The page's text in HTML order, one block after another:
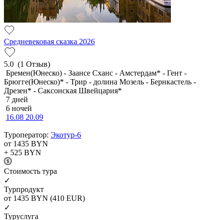
Средневековая сказка 2026
5.0 (1 Отзыв)
Бремен(Юнеско) - Заансе Сханс - Амстердам* - Гент -
Брюгге(Юнеско)* - Трир - долина Мозель - Бернкастель -
Дрезен* - Саксонская Швейцария*
7 дней
6 ночей
16.08 20.09
Туроператор: Экотур-6
от 1435 BYN
+ 525 BYN
Cтоимость тура
✓
Турпродукт
от 1435 BYN (410 EUR)
✓
Туруслуга